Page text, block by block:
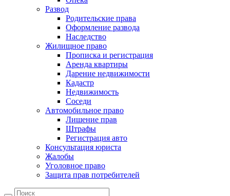
Развод
Родительские права
Оформление развода
Наследство
Жилищное право
Прописка и регистрация
Аренда квартиры
Дарение недвижимости
Кадастр
Недвижимость
Соседи
Автомобильное право
Лишение прав
Штрафы
Регистрация авто
Консультация юриста
Жалобы
Уголовное право
Защита прав потребителей